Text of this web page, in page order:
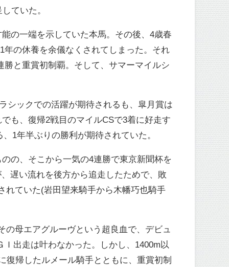
ていた。
の一端を示していた本馬。その後、4歳春
の休養を余儀なくされてしまった。それ
と重賞初制覇。そして、サマーマイルシ
シックでの活躍が期待されるも、皐月賞は
も、復帰2戦目のマイルCSで3着に好走す
1年半ぶりの勝利が期待されていた。
の、そこから一気の4連勝で東京新聞杯を
遅い流れを後方から追走したためで、敗
れていた(岩田望来騎手から木幡巧也騎手
母エアグルーヴという超良血で、デビュ
出走は叶わなかった。しかし、1400m以
復帰したルメール騎手とともに、重賞初制